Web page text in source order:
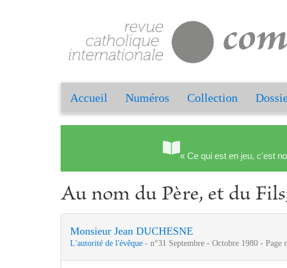
Accueil Numéros Collection
« Ce qui est en jeu, c'est
Au nom du Père, et du
Monsieur Jean DUCHESNE
L'autorité de l'évêque - n°31 Septembre - Octobre 1980 - Page